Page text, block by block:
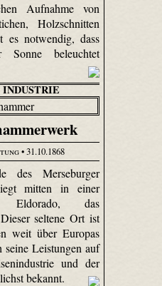
Aufnahme von
Holzschnitten
es notwendig, dass
Sonne beleuchtet
• 31.10.1868
des Merseburger
mitten in einer
Eldorado, das
seltene Ort ist
weit über Europas
Leistungen auf
und der
bekannt.